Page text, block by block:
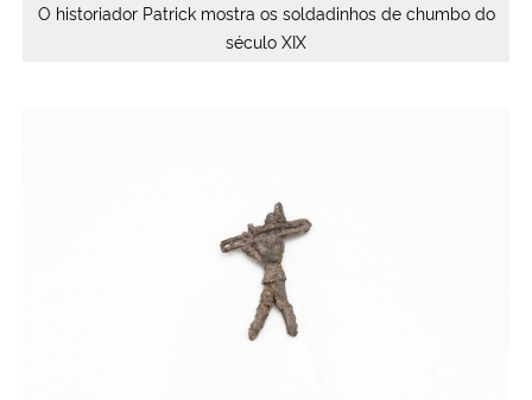
O historiador Patrick mostra os soldadinhos de chumbo do
século XIX